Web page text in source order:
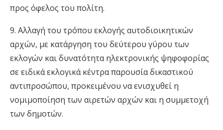
προς όφελος του πολίτη.
9. Αλλαγή του τρόπου εκλογής αυτοδιοικητικών
αρχών, με κατάργηση του δεύτερου γύρου των
εκλογών και δυνατότητα ηλεκτρονικής ψηφοφορίας
σε ειδικά εκλογικά κέντρα παρουσία δικαστικού
αντιπροσώπου, προκειμένου να ενισχυθεί η
νομιμοποίηση των αιρετών αρχών και η συμμετοχή
των δημοτών.